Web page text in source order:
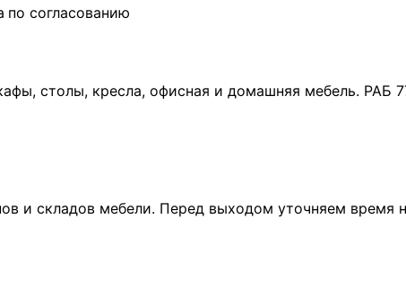
по согласованию
столы, кресла, офисная и домашняя мебель. РАБ
и складов мебели. Перед выходом уточняем время